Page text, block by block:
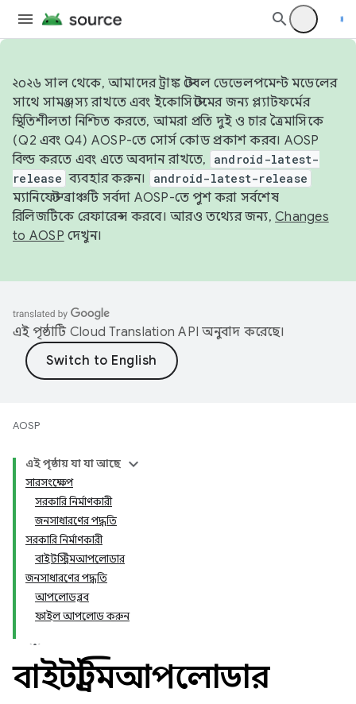
২০২৬ সাল থেকে, আমাদের ট্রাঙ্ক স্টেবল ডেভেলপমেন্ট মডেলের
সাথে সামঞ্জস্য রাখতে এবং ইকোসিস্টেমের জন্য প্ল্যাটফর্মের
স্থিতিশীলতা নিশ্চিত করতে, আমরা প্রতি দুই ও চার ত্রৈমাসিকে
(Q2 এবং Q4) AOSP-তে সোর্স কোড প্রকাশ করব। AOSP
বিল্ড করতে এবং এতে অবদান রাখতে,
android-latest-
release ব্যবহার করুন। android-latest-release
ম্যানিফেস্ট ব্রাঞ্চটি সর্বদা AOSP-তে পুশ করা সর্বশেষ
রিলিজটিকে রেফারেন্স করবে। আরও তথ্যের জন্য, Changes
to AOSP দেখুন।
এই পৃষ্ঠাটি Cloud Translation API অনুবাদ করেছে।
AOSP
এই পৃষ্ঠায় যা যা আছে
সারসংক্ষেপ
সরকারি নির্মাণকারী
জনসাধারণের পদ্ধতি
সরকারি নির্মাণকারী
বাইটস্ট্রিমআপলোডার
জনসাধারণের পদ্ধতি
আপলোডব্লব
ফাইল আপলোড করুন
বাইটস্ট্রিমআপলোডার